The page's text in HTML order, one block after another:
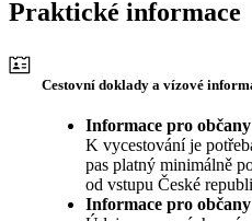
Praktické informace
Cestovní doklady a vízové
Informace pro
K vycestování je
pas platný minimálně
od vstupu České
Informace pro